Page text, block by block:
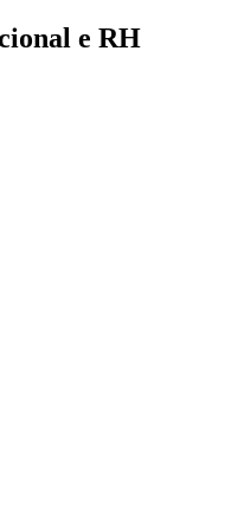
e RH